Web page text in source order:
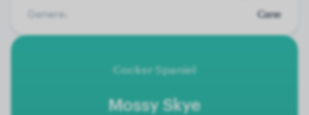
Genere:
Cane
Cocker Spaniel
Mossy Skye